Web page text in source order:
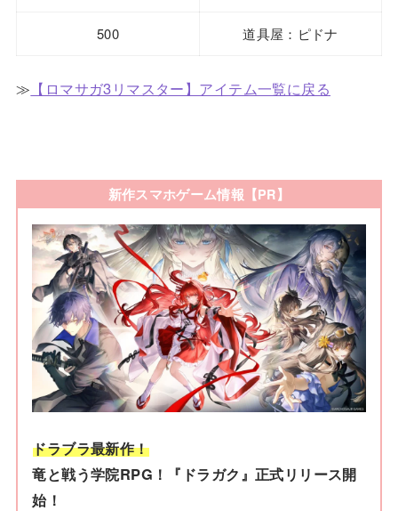
500 道具屋：ピドナ
≫ 【ロマサガ3リマスター】アイテム一覧に戻る
新作スマホゲーム情報【PR】
ドラブラ最新作！
竜と戦う学院RPG！『ドラガク』正式リリース開
始！